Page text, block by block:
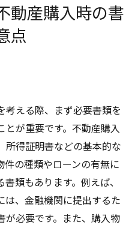
動産購入時の書
点
考える際、まず必要書類を
とが重要です。不動産購入
所得証明書などの基本的な
の種類やローンの有無に
類もあります。例えば、
は、金融機関に提出するた
が必要です。また、購入物